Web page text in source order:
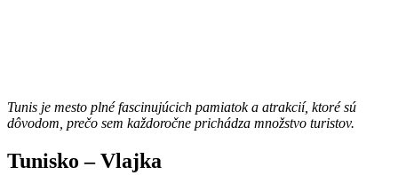
Tunis je mesto plné fascinujúcich pamiatok a atrakcií, ktoré sú
dôvodom, prečo sem každoročne prichádza množstvo turistov.
Tunisko – Vlajka